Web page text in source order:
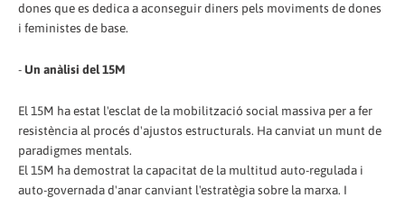
dones que es dedica a aconseguir diners pels moviments de dones
i feministes de base.
-Un anàlisi del 15M
El 15M ha estat l'esclat de la mobilització social massiva per a fer
resistència al procés d'ajustos estructurals. Ha canviat un munt de
paradigmes mentals.
El 15M ha demostrat la capacitat de la multitud auto-regulada i
auto-governada d'anar canviant l'estratègia sobre la marxa. I